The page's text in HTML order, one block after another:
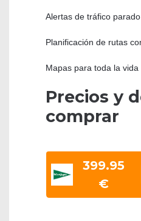
Alertas de tráfico parado
Planificación de rutas
Mapas para toda la vida
Precios y
comprar
399.95
€